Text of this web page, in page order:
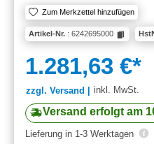
Zum Merkzettel hinzufügen
Artikel-Nr. : 6242695000
1.281,63 €*
zzgl. Versand | inkl. MwSt.
Versand erfolgt am
Lieferung in 1-3 Werktagen